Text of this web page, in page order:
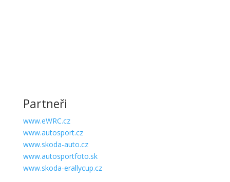
Partneři
www.eWRC.cz
www.autosport.cz
www.skoda-auto.cz
www.autosportfoto.sk
www.skoda-erallycup.cz